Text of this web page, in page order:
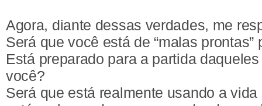
Agora, diante dessas verdades, me
Será que você está de “malas prontas”
Está preparado para a partida
você?
Será que está realmente usando a